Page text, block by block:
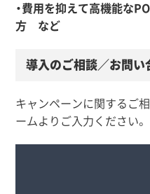
・費用を抑えて高機能な
方 など
導入のご相談／お問い
キャンペーンに関するご
ームよりご入力ください。